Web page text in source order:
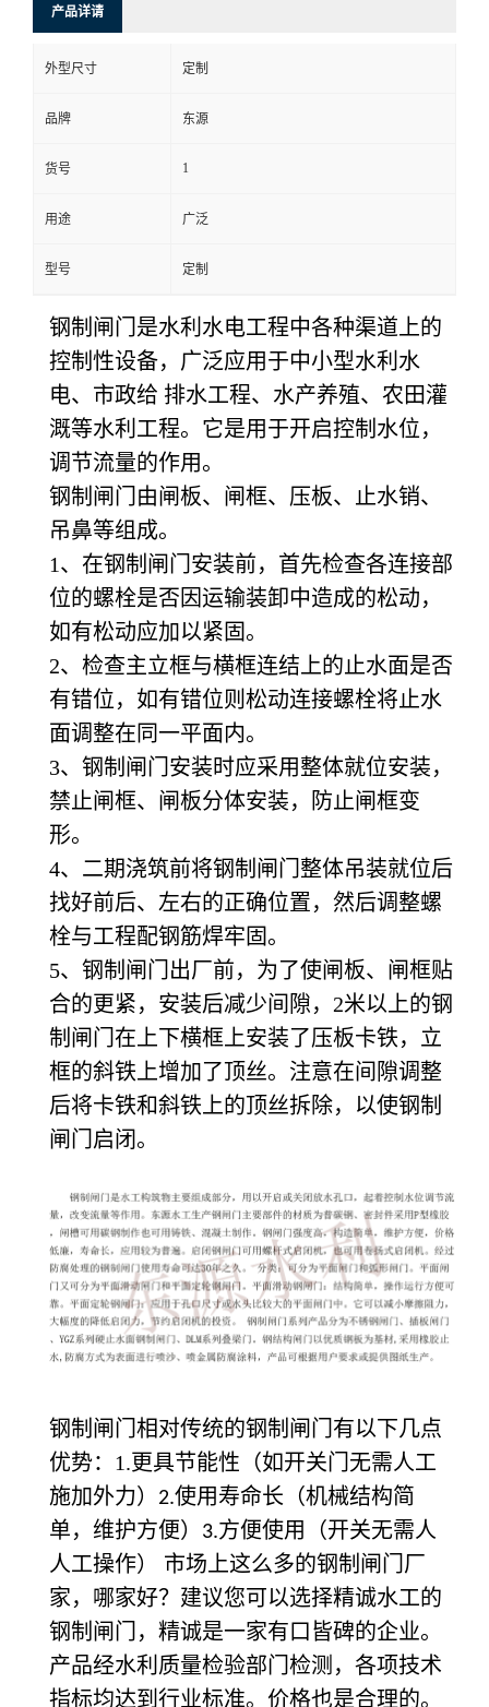
产品详请
外型尺寸 定制
品牌 东源
货号 1
用途 广泛
型号 定制
钢制闸门是水利水电工程中各种渠道上的
控制性设备，广泛应用于中小型水利水
电、市政给 排水工程、水产养殖、农田灌
溉等水利工程。它是用于开启控制水位，
调节流量的作用。
钢制闸门由闸板、闸框、压板、止水销、
吊鼻等组成。
1、在钢制闸门安装前，首先检查各连接部
位的螺栓是否因运输装卸中造成的松动，
如有松动应加以紧固。
2、检查主立框与横框连结上的止水面是否
有错位，如有错位则松动连接螺栓将止水
面调整在同一平面内。
3、钢制闸门安装时应采用整体就位安装，
禁止闸框、闸板分体安装，防止闸框变
形。
4、二期浇筑前将钢制闸门整体吊装就位后
找好前后、左右的正确位置，然后调整螺
栓与工程配钢筋焊牢固。
5、钢制闸门出厂前，为了使闸板、闸框贴
合的更紧，安装后减少间隙，2米以上的钢
制闸门在上下横框上安装了压板卡铁，立
框的斜铁上增加了顶丝。注意在间隙调整
后将卡铁和斜铁上的顶丝拆除，以使钢制
闸门启闭。
钢制闸门相对传统的钢制闸门有以下几点
优势：1.更具节能性（如开关门无需人工
施加外力） 2.使用寿命长（机械结构简
单，维护方便） 3.方便使用（开关无需人
人工操作） 市场上这么多的钢制闸门厂
家，哪家好？建议您可以选择精诚水工的
钢制闸门，精诚是一家有口皆碑的企业。
产品经水利质量检验部门检测，各项技术
指标均达到行业标准。价格也是合理的。